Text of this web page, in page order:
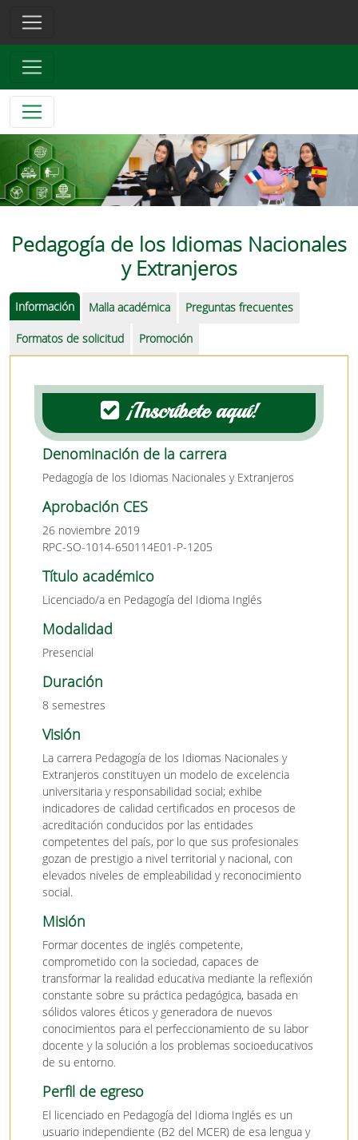
Pedagogía de los Idiomas Nacionales
y Extranjeros
Información Malla académica Preguntas frecuentes
Formatos de solicitud Promoción
¡Inscríbete aquí!
Denominación de la carrera
Pedagogía de los Idiomas Nacionales y Extranjeros
Aprobación CES
26 noviembre 2019
RPC-SO-1014-650114E01-P-1205
Título académico
Licenciado/a en Pedagogía del Idioma Inglés
Modalidad
Presencial
Duración
8 semestres
Visión
La carrera Pedagogía de los Idiomas Nacionales y
Extranjeros constituyen un modelo de excelencia
universitaria y responsabilidad social; exhibe
indicadores de calidad certificados en procesos de
acreditación conducidos por las entidades
competentes del país, por lo que sus profesionales
gozan de prestigio a nivel territorial y nacional, con
elevados niveles de empleabilidad y reconocimiento
social.
Misión
Formar docentes de inglés competente,
comprometido con la sociedad, capaces de
transformar la realidad educativa mediante la reflexión
constante sobre su práctica pedagógica, basada en
sólidos valores éticos y generadora de nuevos
conocimientos para el perfeccionamiento de su labor
docente y la solución a los problemas socioeducativos
de su entorno.
Perfil de egreso
El licenciado en Pedagogía del Idioma Inglés es un
usuario independiente (B2 del MCER) de esa lengua y